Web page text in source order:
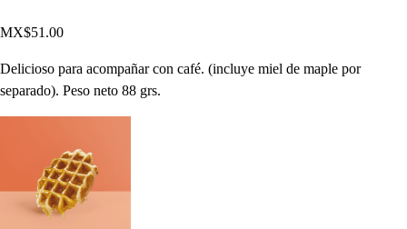
MX$51.00
Delicioso para acompañar con café. (incluye miel de maple por
separado). Peso neto 88 grs.